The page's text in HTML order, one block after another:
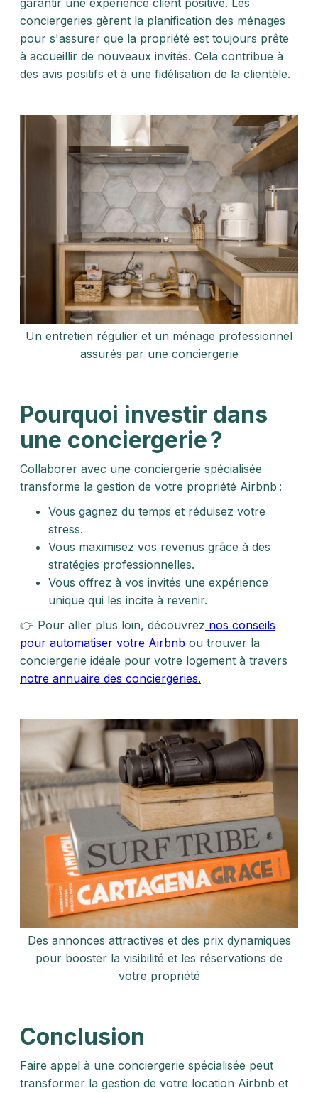
garantir une expérience client positive. Les
conciergeries gèrent la planification des ménages
pour s'assurer que la propriété est toujours prête
à accueillir de nouveaux invités. Cela contribue à
des avis positifs et à une fidélisation de la clientèle.
Un entretien régulier et un ménage professionnel
assurés par une conciergerie
Pourquoi investir dans
une conciergerie ?
Collaborer avec une conciergerie spécialisée
transforme la gestion de votre propriété Airbnb :
Vous gagnez du temps et réduisez votre
stress.
Vous maximisez vos revenus grâce à des
stratégies professionnelles.
Vous offrez à vos invités une expérience
unique qui les incite à revenir.
👉 Pour aller plus loin, découvrez nos conseils
pour automatiser votre Airbnb ou trouver la
conciergerie idéale pour votre logement à travers
notre annuaire des conciergeries.
Des annonces attractives et des prix dynamiques
pour booster la visibilité et les réservations de
votre propriété
Conclusion
Faire appel à une conciergerie spécialisée peut
transformer la gestion de votre location Airbnb et